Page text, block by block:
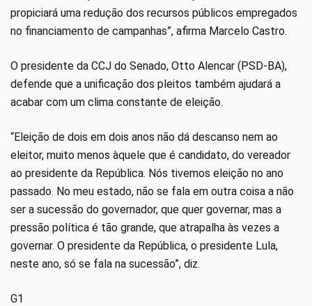
propiciará uma redução dos recursos públicos empregados
no financiamento de campanhas”, afirma Marcelo Castro.
O presidente da CCJ do Senado, Otto Alencar (PSD-BA),
defende que a unificação dos pleitos também ajudará a
acabar com um clima constante de eleição.
“Eleição de dois em dois anos não dá descanso nem ao
eleitor, muito menos àquele que é candidato, do vereador
ao presidente da República. Nós tivemos eleição no ano
passado. No meu estado, não se fala em outra coisa a não
ser a sucessão do governador, que quer governar, mas a
pressão política é tão grande, que atrapalha às vezes a
governar. O presidente da República, o presidente Lula,
neste ano, só se fala na sucessão”, diz.
G1